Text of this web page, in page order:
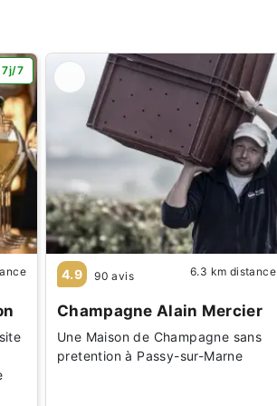
7j/7
4.9 90 avis 6.3 km distance
Champagne Alain Mercier
Une Maison de Champagne sans
pretention à Passy-sur-Marne